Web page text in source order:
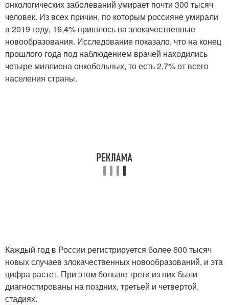
онкологических заболеваний умирает почти 300 тысяч
человек. Из всех причин, по которым россияне умирали
в 2019 году, 16,4% пришлось на злокачественные
новообразования. Исследование показало, что на конец
прошлого года под наблюдением врачей находились
четыре миллиона онкобольных, то есть 2,7% от всего
населения страны.
Каждый год в России регистрируется более 600 тысяч
новых случаев злокачественных новообразований, и эта
цифра растет. При этом больше трети из них были
диагностированы на поздних, третьей и четвертой,
стадиях.